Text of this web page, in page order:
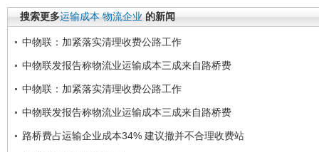
搜索更多运输成本 物流企业 的新闻
中物联：加紧落实清理收费公路工作
中物联发报告称物流业运输成本三成来自路桥费
中物联：加紧落实清理收费公路工作
中物联发报告称物流业运输成本三成来自路桥费
路桥费占运输企业成本34% 建议撤并不合理收费站